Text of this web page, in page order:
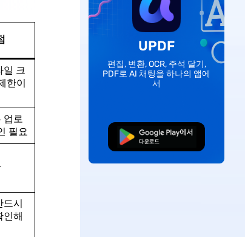
일 크
한이
업로
필요
드시
인해
UPDF
편집, 변환, OCR, 주석 달기,
PDF로 AI 채팅을 하나의 앱에
서
무료로 다운로드